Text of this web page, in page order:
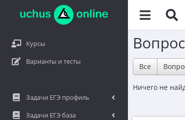
Курсы
Варианты и тесты
Задачи ЕГЭ профиль
Задачи ЕГЭ база
Все
Ничего не